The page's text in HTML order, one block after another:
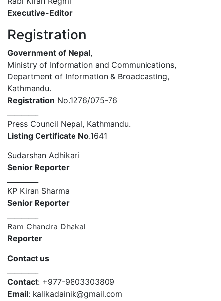
Executive-Editor
Registration
Government of Nepal,
Ministry of Information and Communications,
Department of Information & Broadcasting,
Kathmandu.
Registration No.1276/075-76
Press Council Nepal, Kathmandu.
Listing Certificate No.1641
Sudarshan Adhikari
Senior Reporter
KP Kiran Sharma
Senior Reporter
Ram Chandra Dhakal
Reporter
Contact us
Contact: +977-9803303809
Email: kalikadainik@gmail.com